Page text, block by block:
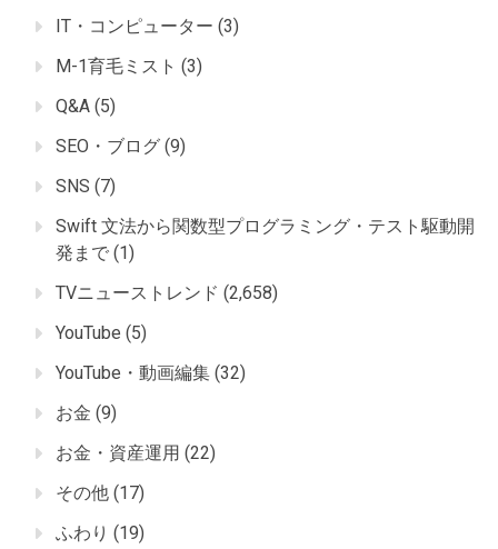
IT・コンピューター (3)
M-1育毛ミスト (3)
Q&A (5)
SEO・ブログ (9)
SNS (7)
Swift 文法から関数型プログラミング・テスト駆動開
発まで (1)
TVニューストレンド (2,658)
YouTube (5)
YouTube・動画編集 (32)
お金 (9)
お金・資産運用 (22)
その他 (17)
ふわり (19)